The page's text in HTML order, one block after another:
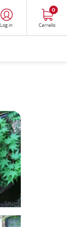
Log in Carrello
0